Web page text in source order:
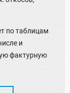
по таблицам
и
фактурную